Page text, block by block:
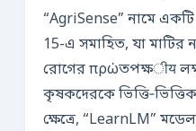
“AgriSense” নামে
15-এ সমাহিত, যা
রোগের πρώতপক্ষीय
কৃষকদেরকে
ক্ষেত্রে, “LearnLM”